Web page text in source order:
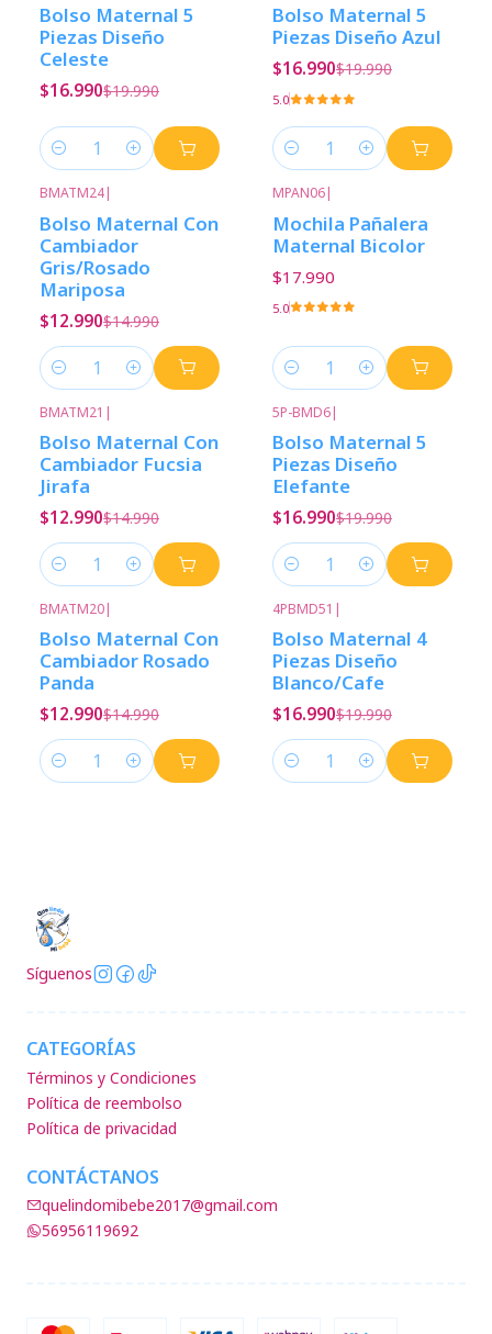
Bolso Maternal 5
Piezas Diseño
Celeste
$16.990$19.990
Cantidad
Bolso Maternal 5
Piezas Diseño Azul
$16.990$19.990
5.0
Cantidad
BMATM24|
Bolso Maternal Con
Cambiador
Gris/Rosado
Mariposa
$12.990$14.990
Cantidad
MPAN06|
Mochila Pañalera
Maternal Bicolor
$17.990
5.0
Cantidad
BMATM21 |
Bolso Maternal Con
Cambiador Fucsia
Jirafa
$12.990$14.990
Cantidad
5P-BMD6|
Bolso Maternal 5
Piezas Diseño
Elefante
$16.990$19.990
Cantidad
BMATM20|
Bolso Maternal Con
Cambiador Rosado
Panda
$12.990$14.990
Cantidad
4PBMD51 |
Bolso Maternal 4
Piezas Diseño
Blanco/Cafe
$16.990$19.990
Cantidad
Síguenos
CATEGORÍAS
Términos y Condiciones
Política de reembolso
Política de privacidad
CONTÁCTANOS
quelindomibebe2017@gmail.com
56956119692